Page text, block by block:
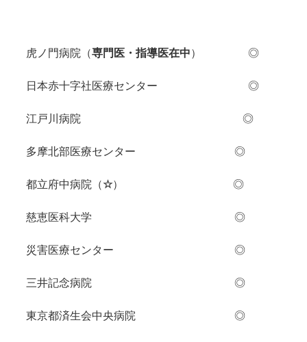
虎ノ門病院（専門医・指導医在中）◎
日本赤十字社医療センター ◎
江戸川病院 ◎
多摩北部医療センター ◎
都立府中病院（☆） ◎
慈恵医科大学 ◎
災害医療センター ◎
三井記念病院 ◎
東京都済生会中央病院 ◎